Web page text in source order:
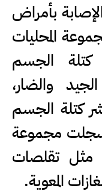
بأمراض
المحليات
كتلة الجسم
والضار،
كتلة الجسم
مجموعة
مثل تقلصات
المعوية.